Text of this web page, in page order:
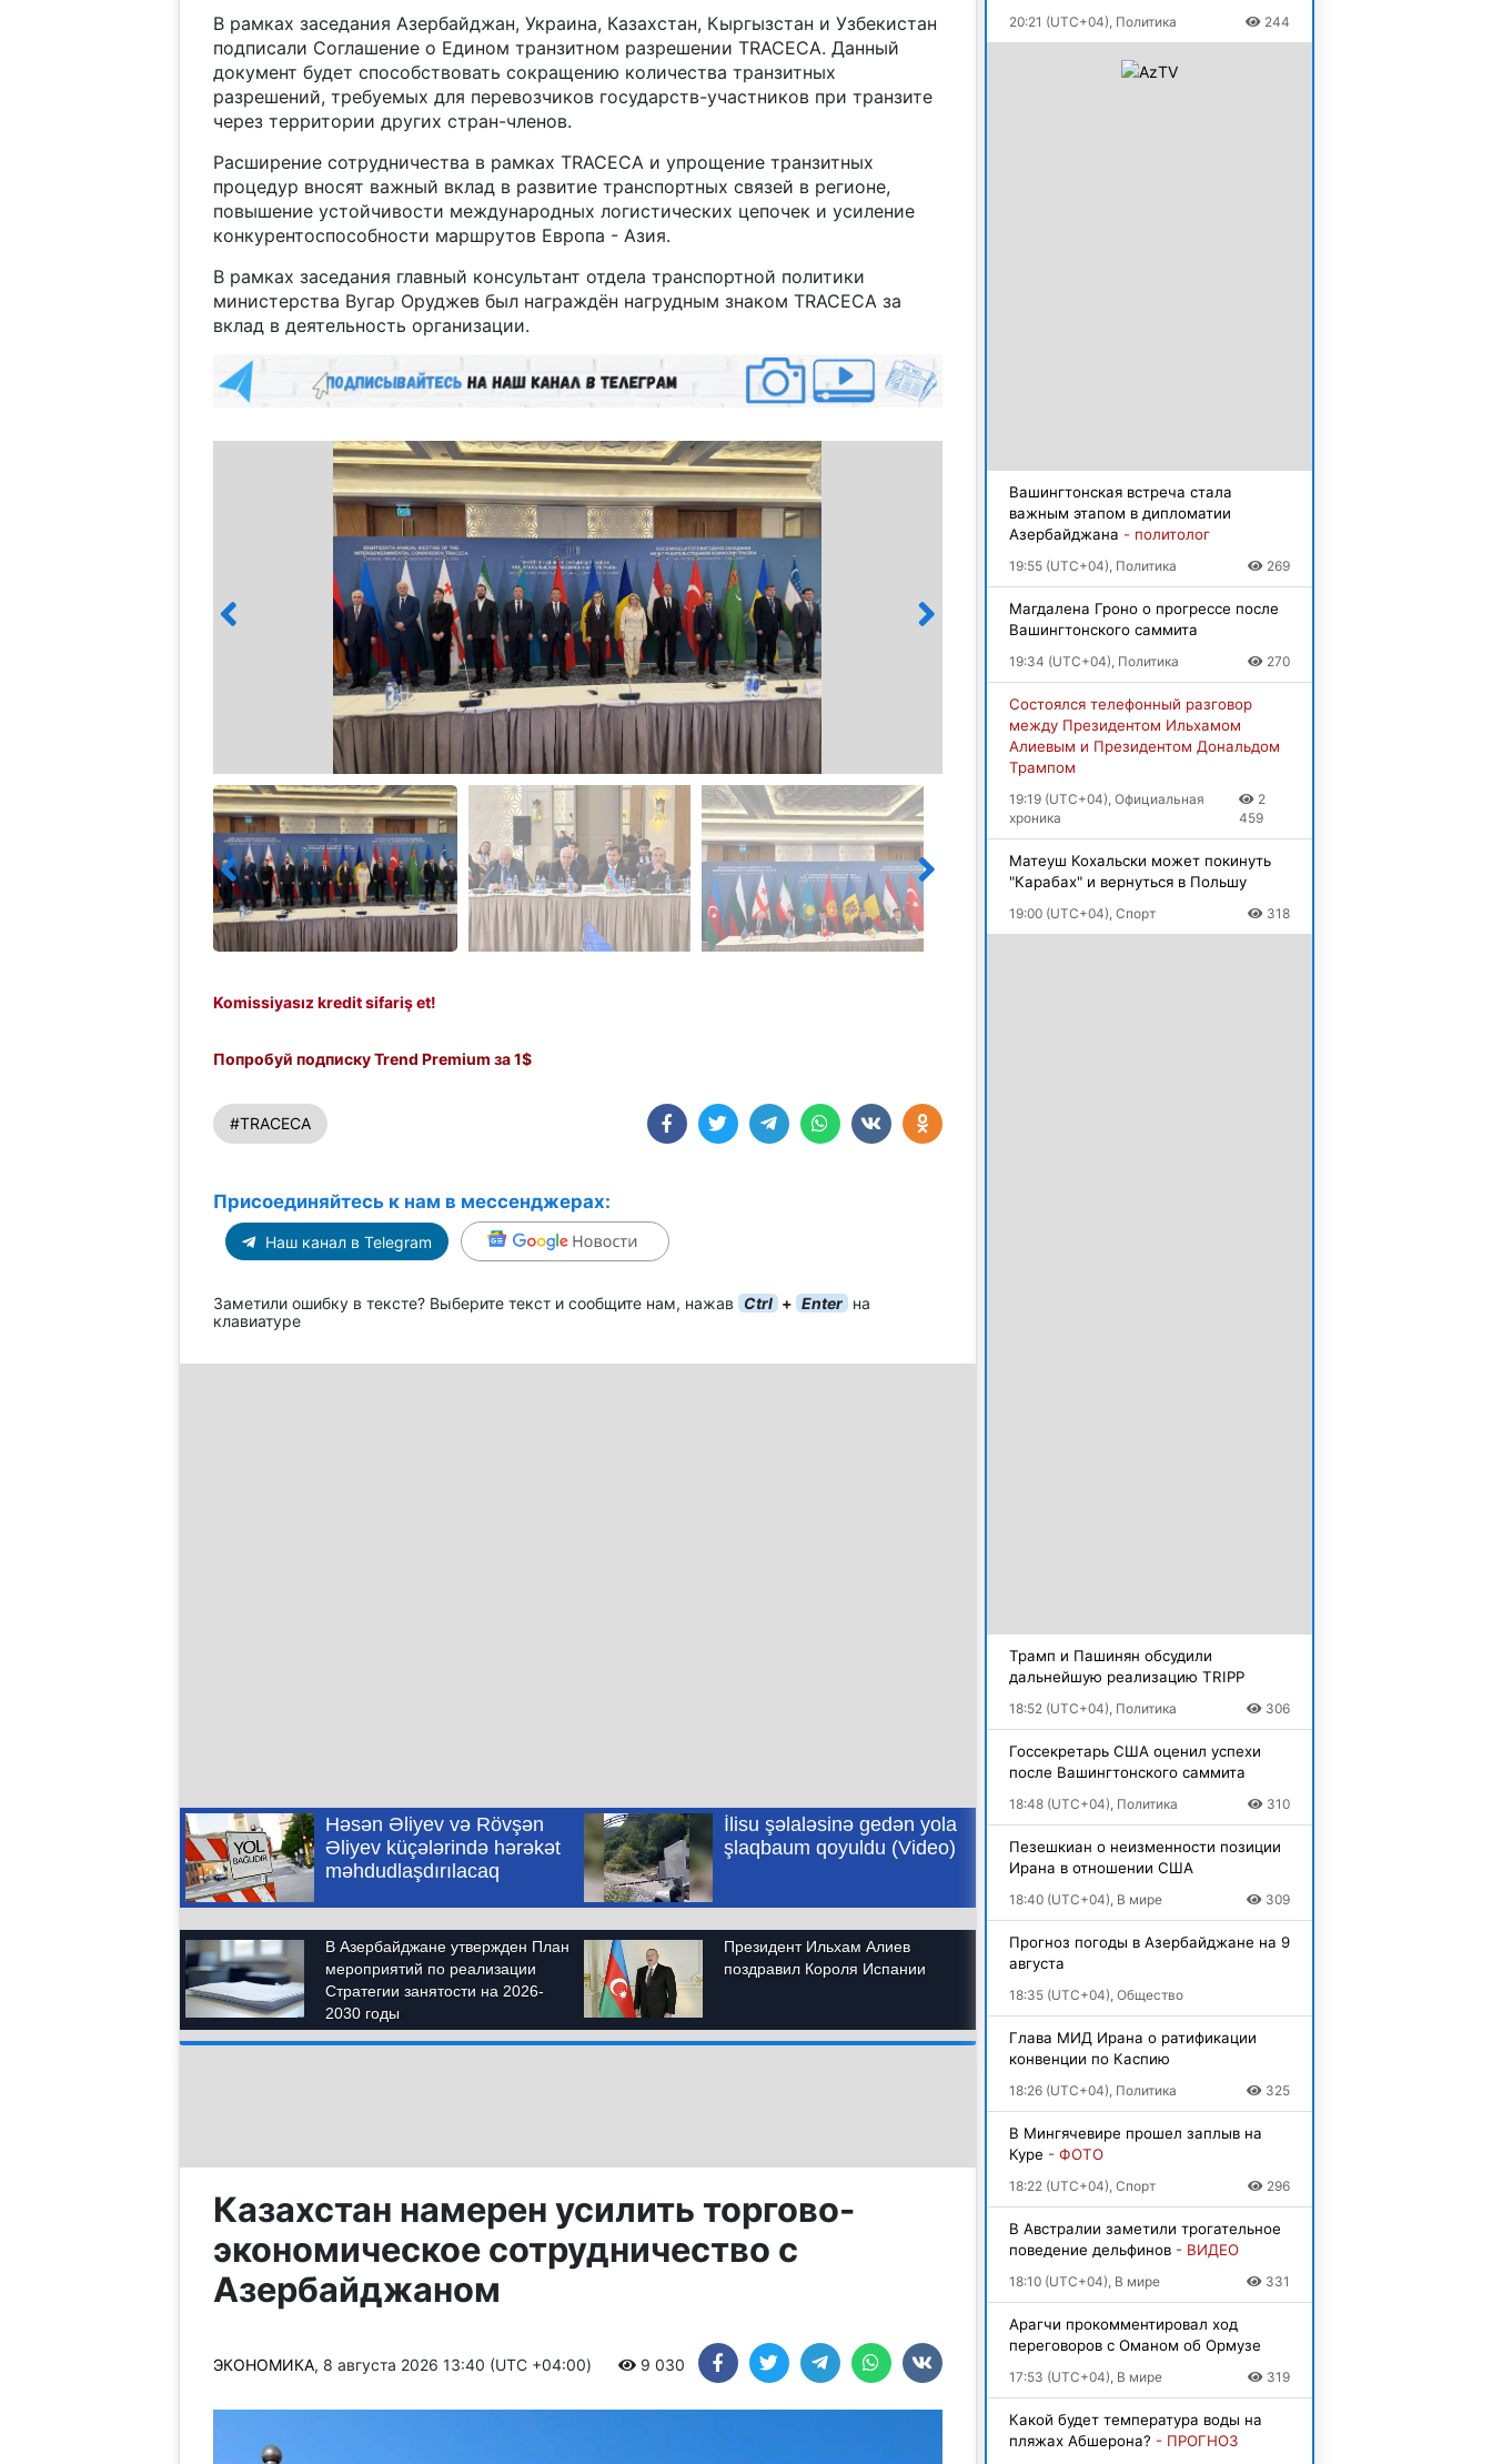
В рамках заседания Азербайджан, Украина, Казахстан, Кыргызстан и Узбекистан
подписали Соглашение о Едином транзитном разрешении TRACECA. Данный
документ будет способствовать сокращению количества транзитных
разрешений, требуемых для перевозчиков государств-участников при транзите
через территории других стран-членов.
Расширение сотрудничества в рамках TRACECA и упрощение транзитных
процедур вносят важный вклад в развитие транспортных связей в регионе,
повышение устойчивости международных логистических цепочек и усиление
конкурентоспособности маршрутов Европа - Азия.
В рамках заседания главный консультант отдела транспортной политики
министерства Вугар Оруджев был награждён нагрудным знаком TRACECA за
вклад в деятельность организации.
Komissiyasız kredit sifariş et!
Попробуй подписку Trend Premium за 1$
#TRACECA
Присоединяйтесь к нам в мессенджерах:
Наш канал в Telegram
Заметили ошибку в тексте? Выберите текст и сообщите нам, нажав Ctrl + Enter на
клавиатуре
Казахстан намерен усилить торгово-
экономическое сотрудничество с
Азербайджаном
ЭКОНОМИКА, 8 августа 2026 13:40 (UTC +04:00) 9 030
20:21 (UTC+04), Политика 244
Вашингтонская встреча стала
важным этапом в дипломатии
Азербайджана - политолог
19:55 (UTC+04), Политика 269
Магдалена Гроно о прогрессе после
Вашингтонского саммита
19:34 (UTC+04), Политика 270
Состоялся телефонный разговор
между Президентом Ильхамом
Алиевым и Президентом Дональдом
Трампом
19:19 (UTC+04), Официальная
хроника
2
459
Матеуш Кохальски может покинуть
"Карабах" и вернуться в Польшу
19:00 (UTC+04), Спорт 318
Трамп и Пашинян обсудили
дальнейшую реализацию TRIPP
18:52 (UTC+04), Политика 306
Госсекретарь США оценил успехи
после Вашингтонского саммита
18:48 (UTC+04), Политика 310
Пезешкиан о неизменности позиции
Ирана в отношении США
18:40 (UTC+04), В мире 309
Прогноз погоды в Азербайджане на 9
августа
18:35 (UTC+04), Общество
Глава МИД Ирана о ратификации
конвенции по Каспию
18:26 (UTC+04), Политика 325
В Мингячевире прошел заплыв на
Куре - ФОТО
18:22 (UTC+04), Спорт 296
В Австралии заметили трогательное
поведение дельфинов - ВИДЕО
18:10 (UTC+04), В мире 331
Арагчи прокомментировал ход
переговоров с Оманом об Ормузе
17:53 (UTC+04), В мире 319
Какой будет температура воды на
пляжах Абшерона? - ПРОГНОЗ